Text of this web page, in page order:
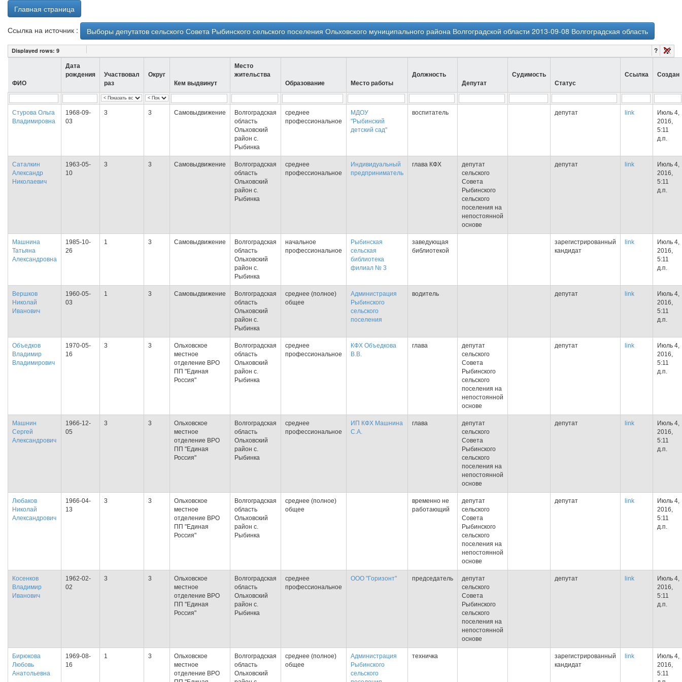
Главная страница
Ссылка на источник : Выборы депутатов сельского Совета Рыбинского сельского поселения Ольховского муниципального района Волгоградской области 2013-09-08 Волгоградская область
Displayed rows: 9 ?
ФИО
Дата
рождения
Участвовал
раз
Округ
Кем выдвинут
Место
жительства
Образование
Место работы
Должность
Депутат
Судимость
Статус
Ссылка Создан
Стурова Ольга
Владимировна
1968-09-
03
3 3 Самовыдвижение
Волгоградская
область
Ольховский
район с.
Рыбинка
среднее
профессиональное
МДОУ
"Рыбинский
детский сад"
воспитатель депутат link
Июль 4,
2016,
5:11
д.п.
Саталкин
Александр
Николаевич
1963-05-
10
3 3 Самовыдвижение
Волгоградская
область
Ольховский
район с.
Рыбинка
среднее
профессиональное
Индивидуальный
предприниматель
глава КФХ
депутат
сельского
Совета
Рыбинского
сельского
поселения на
непостоянной
основе
депутат link
Июль 4,
2016,
5:11
д.п.
Машнина
Татьяна
Александровна
1985-10-
26
1 3 Самовыдвижение
Волгоградская
область
Ольховский
район с.
Рыбинка
начальное
профессиональное
Рыбинская
сельская
библиотека
филиал № 3
заведующая
библиотекой
зарегистрированный
кандидат
link
Июль 4,
2016,
5:11
д.п.
Вершков
Николай
Иванович
1960-05-
03
1 3 Самовыдвижение
Волгоградская
область
Ольховский
район с.
Рыбинка
среднее (полное)
общее
Администрация
Рыбинского
сельского
поселения
водитель депутат link
Июль 4,
2016,
5:11
д.п.
Объедков
Владимир
Владимирович
1970-05-
16
3 3
Ольховское
местное
отделение ВРО
ПП "Единая
Россия"
Волгоградская
область
Ольховский
район с.
Рыбинка
среднее
профессиональное
КФХ Объедкова
В.В.
глава
депутат
сельского
Совета
Рыбинского
сельского
поселения на
непостоянной
основе
депутат link
Июль 4,
2016,
5:11
д.п.
Машнин
Сергей
Александрович
1966-12-
05
3 3
Ольховское
местное
отделение ВРО
ПП "Единая
Россия"
Волгоградская
область
Ольховский
район с.
Рыбинка
среднее
профессиональное
ИП КФХ Машнина
С.А.
глава
депутат
сельского
Совета
Рыбинского
сельского
поселения на
непостоянной
основе
депутат link
Июль 4,
2016,
5:11
д.п.
Любаков
Николай
Александрович
1966-04-
13
3 3
Ольховское
местное
отделение ВРО
ПП "Единая
Россия"
Волгоградская
область
Ольховский
район с.
Рыбинка
среднее (полное)
общее
временно не
работающий
депутат
сельского
Cовета
Рыбинского
сельского
поселения на
непостоянной
основе
депутат link
Июль 4,
2016,
5:11
д.п.
Косенков
Владимир
Иванович
1962-02-
02
3 3
Ольховское
местное
отделение ВРО
ПП "Единая
Россия"
Волгоградская
область
Ольховский
район с.
Рыбинка
среднее
профессиональное
ООО "Горизонт" председатель
депутат
сельского
Cовета
Рыбинского
сельского
поселения на
непостоянной
основе
депутат link
Июль 4,
2016,
5:11
д.п.
Бирюкова
Любовь
Анатольевна
1969-08-
16
1 3
Ольховское
местное
отделение ВРО
Волгоградская
область
Ольховский
среднее (полное)
общее
Администрация
Рыбинского
сельского
техничка
зарегистрированный
кандидат
link
Июль 4,
2016,
5:11